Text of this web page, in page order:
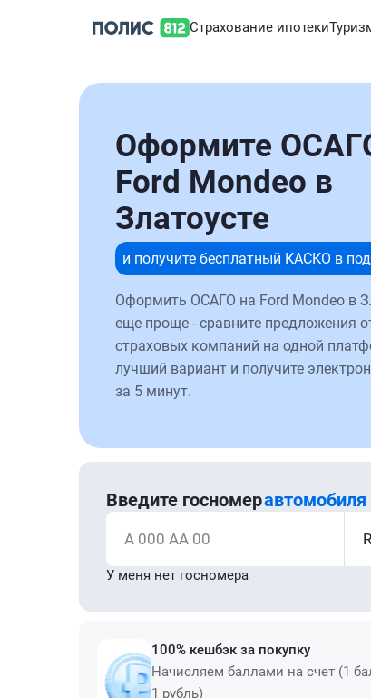
Страхование ипотеки
Оформите
Ford Mondeo в
Златоусте
и получите бесплатный КАСКО в
Оформить ОСАГО на Ford Mondeo в
еще проще - сравните предложения
страховых компаний на одной
лучший вариант и получите
за 5 минут.
Введите госномеравтомобиля
А 000 АА 00
У меня нет госномера
100% кешбэк за покупку
Начисляем баллами на счет (1
1 рубль)